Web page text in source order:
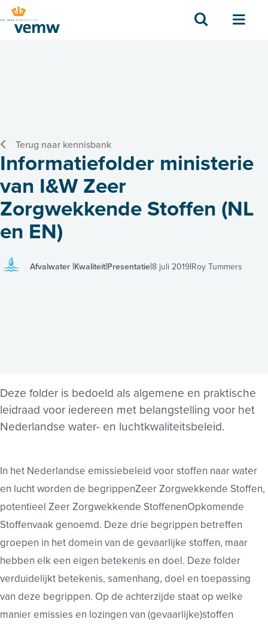
Zoek
Terug naar kennisbank
Informatiefolder ministerie
van I&W Zeer
Zorgwekkende Stoffen (NL
en EN)
Afvalwater Kwaliteit Presentatie 8 juli 2019 Roy Tummers
Deze folder is bedoeld als algemene en praktische
leidraad voor iedereen met belangstelling voor het
Nederlandse water- en luchtkwaliteitsbeleid.
In het Nederlandse emissiebeleid voor stoffen naar water
en lucht worden de begrippenZeer Zorgwekkende Stoffen,
potentieel Zeer Zorgwekkende StoffenenOpkomende
Stoffenvaak genoemd. Deze drie begrippen betreffen
groepen in het domein van de gevaarlijke stoffen, maar
hebben elk een eigen betekenis en doel. Deze folder
verduidelijkt betekenis, samenhang, doel en toepassing
van deze begrippen. Op de achterzijde staat op welke
manier emissies en lozingen van (gevaarlijke)stoffen